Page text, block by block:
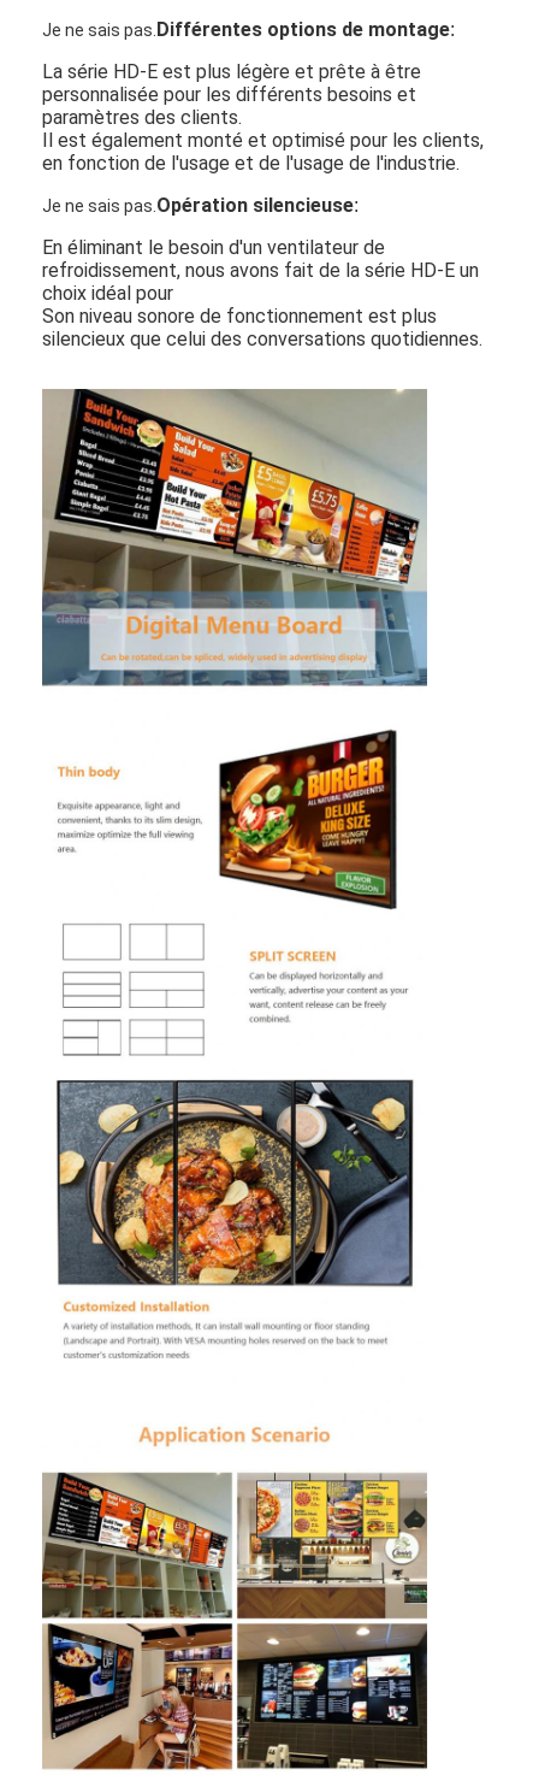
Maison
Produits
Vidéos
Visite d'usine
Contrôle de qualité
Nouvelles
Discuter Maintenant
Affichage d'affichage à cristaux liquides de fenêtre
double écran dégrossi d'affichage à cristaux liquides
Affichage extérieur d'affichage à cristaux liquides
Commande extérieure par des panneaux de menu
petit panneau d'affichage à cristaux liquides
Panneau lisible d'affichage à cristaux liquides de lumière du
Affichage à cristaux liquides optiquement métallisé
Moniteur d'affichage à cristaux liquides de cadre ouvert
Panneau d'intérieur de menu de Digital
Signage d'intérieur de Digital
Signage imperméable de Digital
Je ne sais pas. Différentes options de montage:
La série HD-E est plus légère et prête à être
personnalisée pour les différents besoins et
paramètres des clients.
Il est également monté et optimisé pour les clients,
en fonction de l'usage et de l'usage de l'industrie.
Je ne sais pas. Opération silencieuse:
En éliminant le besoin d'un ventilateur de
refroidissement, nous avons fait de la série HD-E un
choix idéal pour
Son niveau sonore de fonctionnement est plus
silencieux que celui des conversations quotidiennes.